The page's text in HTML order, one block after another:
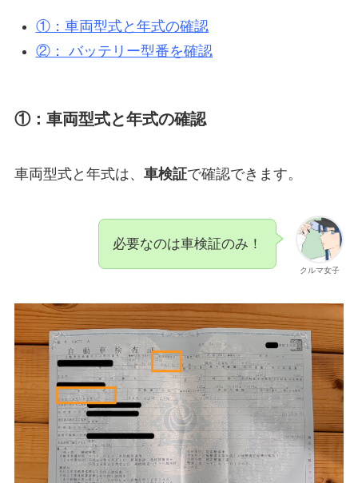
①：車両型式と年式の確認
②： バッテリー型番を確認
①：車両型式と年式の確認
車両型式と年式は、 車検証で確認できます。
クルマ女子
必要なのは車検証のみ！